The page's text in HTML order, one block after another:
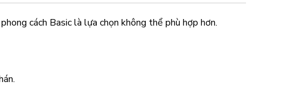
cách Basic là lựa chọn không thể phù hợp hơn.